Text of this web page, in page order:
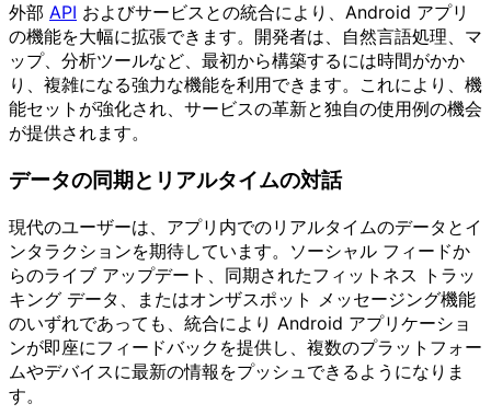
外部 API およびサービスとの統合により、Android アプリ
の機能を大幅に拡張できます。開発者は、自然言語処理、マ
ップ、分析ツールなど、最初から構築するには時間がかか
り、複雑になる強力な機能を利用できます。これにより、機
能セットが強化され、サービスの革新と独自の使用例の機会
が提供されます。
データの同期とリアルタイムの対話
現代のユーザーは、アプリ内でのリアルタイムのデータとイ
ンタラクションを期待しています。ソーシャル フィードか
らのライブ アップデート、同期されたフィットネス トラッ
キング データ、またはオンザスポット メッセージング機能
のいずれであっても、統合により Android アプリケーショ
ンが即座にフィードバックを提供し、複数のプラットフォー
ムやデバイスに最新の情報をプッシュできるようになりま
す。